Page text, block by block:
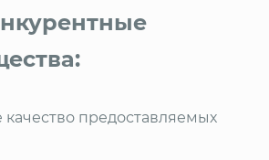
качество предоставляемых